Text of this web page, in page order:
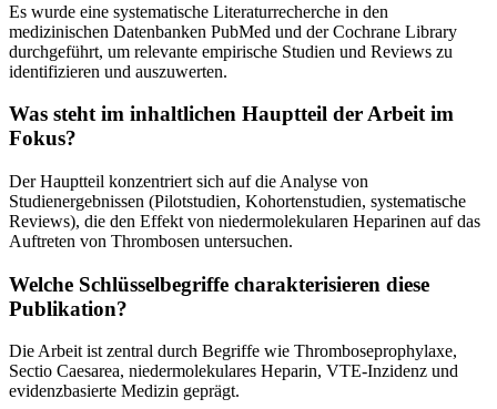
Es wurde eine systematische Literaturrecherche in den
medizinischen Datenbanken PubMed und der Cochrane Library
durchgeführt, um relevante empirische Studien und Reviews zu
identifizieren und auszuwerten.
Was steht im inhaltlichen Hauptteil der Arbeit im
Fokus?
Der Hauptteil konzentriert sich auf die Analyse von
Studienergebnissen (Pilotstudien, Kohortenstudien, systematische
Reviews), die den Effekt von niedermolekularen Heparinen auf das
Auftreten von Thrombosen untersuchen.
Welche Schlüsselbegriffe charakterisieren diese
Publikation?
Die Arbeit ist zentral durch Begriffe wie Thromboseprophylaxe,
Sectio Caesarea, niedermolekulares Heparin, VTE-Inzidenz und
evidenzbasierte Medizin geprägt.